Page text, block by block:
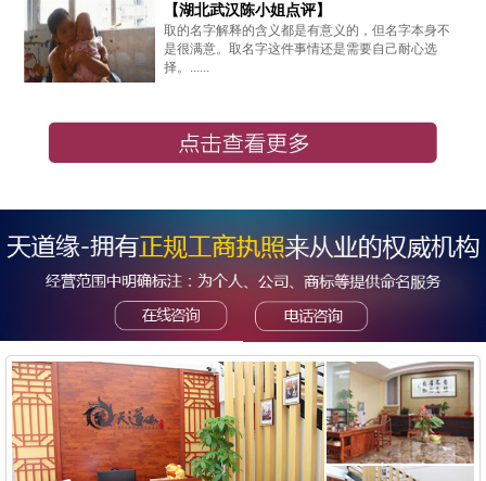
【湖北武汉陈小姐点评】
取的名字解释的含义都是有意义的，但名字本身不
是很满意。取名字这件事情还是需要自己耐心选
择。......